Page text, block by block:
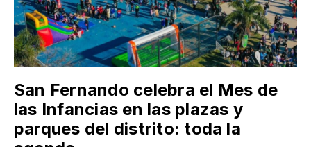
San Fernando celebra el Mes de
las Infancias en las plazas y
parques del distrito: toda la